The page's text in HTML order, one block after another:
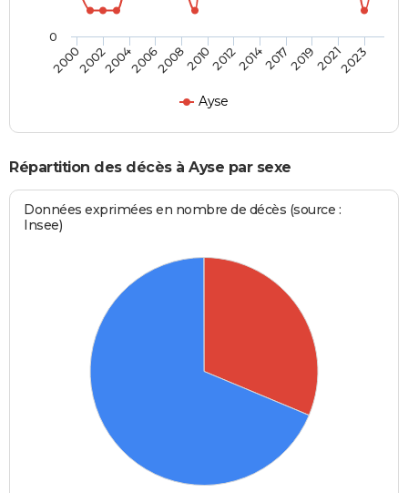
Ayse
200020022004200620082010201220142017201920212023
0
Répartition des décès à Ayse par sexe
Données exprimées en nombre de décès (source :
Insee)